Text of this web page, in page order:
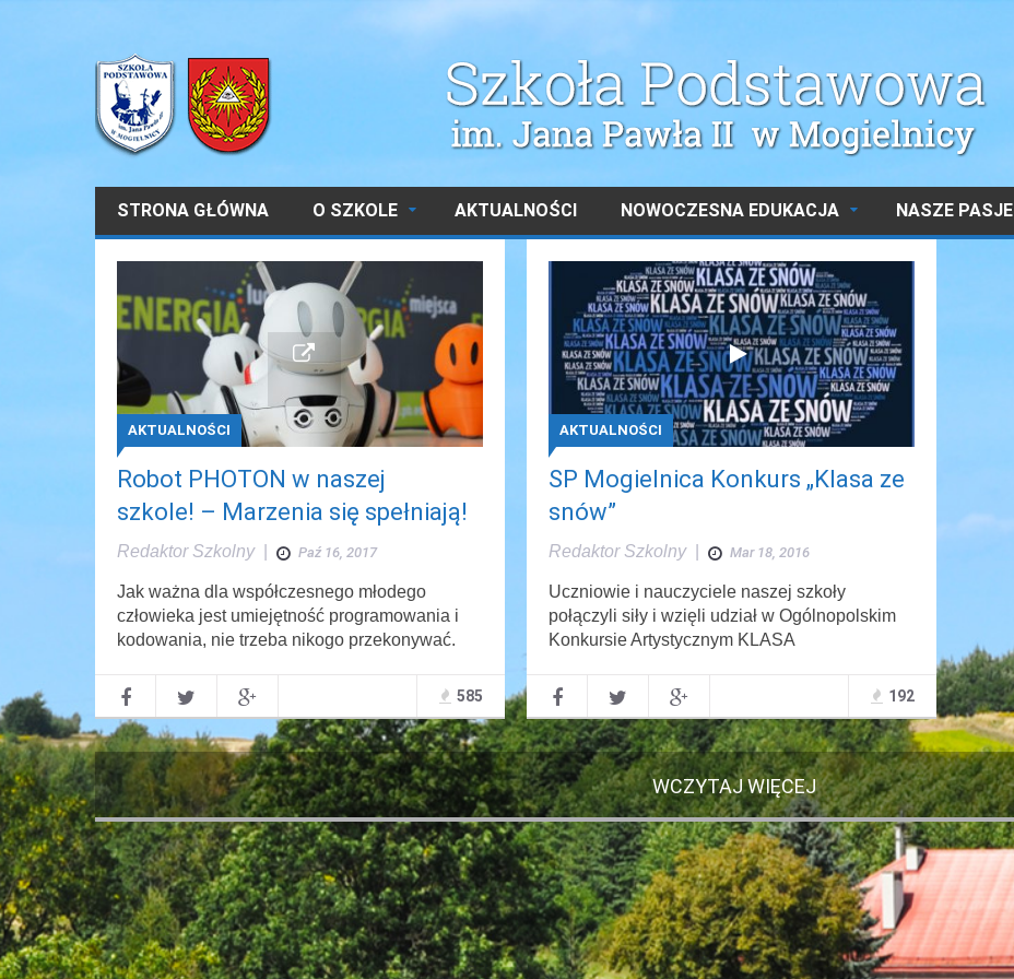
STRONA GŁÓWNA O SZKOLE AKTUALNOŚCI NOWOCZESNA EDUKACJA NASZE PASJE
AKTUALNOŚCI
Robot PHOTON w naszej
szkole! – Marzenia się spełniają!
Redaktor Szkolny| Paź 16, 2017
Jak ważna dla współczesnego młodego
człowieka jest umiejętność programowania i
kodowania, nie trzeba nikogo przekonywać.
585
AKTUALNOŚCI
SP Mogielnica Konkurs „Klasa ze
snów”
Redaktor Szkolny| Mar 18, 2016
Uczniowie i nauczyciele naszej szkoły
połączyli siły i wzięli udział w Ogólnopolskim
Konkursie Artystycznym KLASA
192
WCZYTAJ WIĘCEJ